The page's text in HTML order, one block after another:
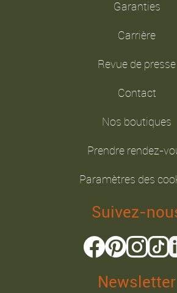
Garanties
Carrière
Revue de presse
Contact
Nos boutiques
Prendre rendez-
Paramètres des
Suivez-
Newsletter